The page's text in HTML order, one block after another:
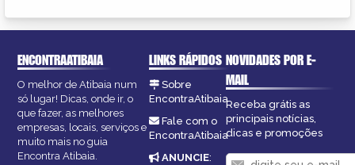
ENCONTRAATIBAIA
O melhor de Atibaia num
só lugar! Dicas, onde ir, o
que fazer, as melhores
empresas, locais, serviços e
muito mais no guia
Encontra Atibaia.
LINKS RÁPIDOS
Sobre
EncontraAtibaia
Fale com o
EncontraAtibaia
ANUNCIE:
NOVIDADES POR E-
MAIL
Receba grátis as
principais notícias,
dicas e promoções